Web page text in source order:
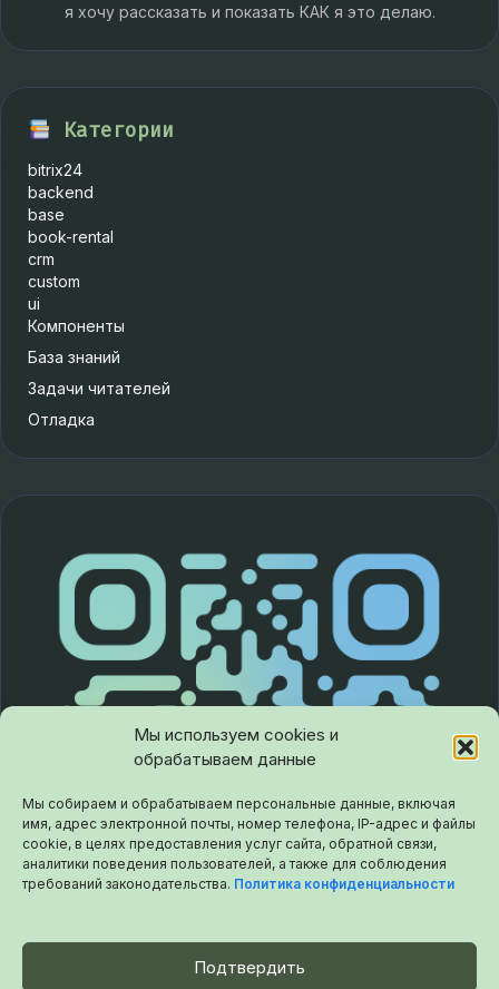
Мы используем cookies и
обрабатываем данные
Мы собираем и обрабатываем персональные данные, включая
имя, адрес электронной почты, номер телефона, IP-адрес и файлы
cookie, в целях предоставления услуг сайта, обратной связи,
аналитики поведения пользователей, а также для соблюдения
требований законодательства. Политика конфиденциальности
Подтвердить
я хочу рассказать и показать КАК я это делаю.
Категории
bitrix24
backend
base
book-rental
crm
custom
ui
Компоненты
База знаний
Задачи читателей
Отладка